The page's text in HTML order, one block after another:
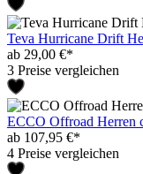
Teva Hurricane Drift
ab 29,00 €*
3 Preise vergleichen
ECCO Offroad Herren
ab 107,95 €*
4 Preise vergleichen